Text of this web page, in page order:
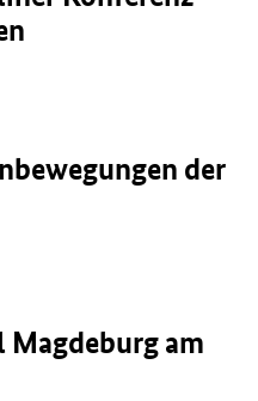
der
Magdeburg am